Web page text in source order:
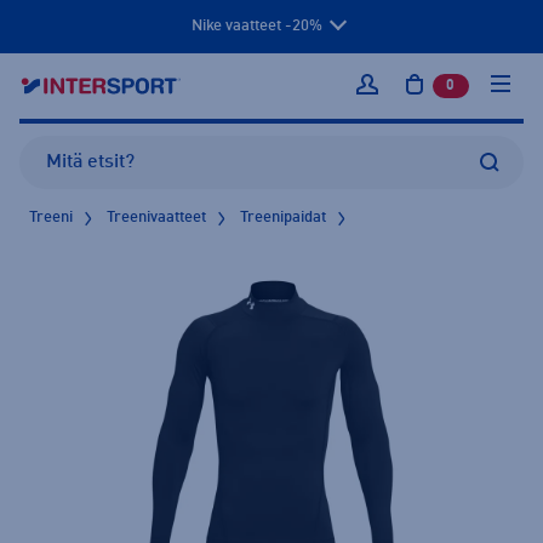
Nike vaatteet -20%
Kirjaudu sisään
0 tuotetta
Treeni Treenivaatteet Treenipaidat